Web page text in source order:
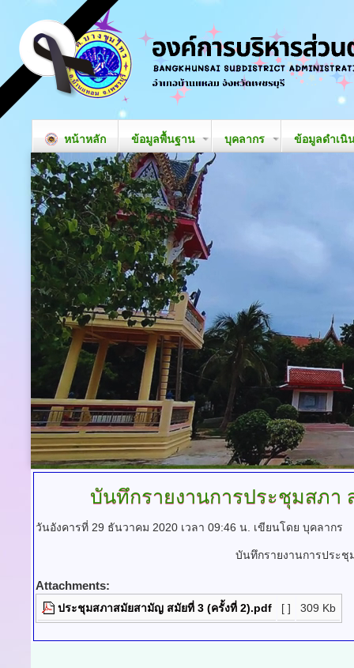
หน้าหลัก ข้อมูลพื้นฐาน บุคลากร ข้อมูลดำเนิ
บันทึกรายงานการประชุมสภา
วันอังคารที่ 29 ธันวาคม 2020 เวลา 09:46 น. เขียนโดย บุคลากร
บันทึกรายงานการประชุ
Attachments:
ประชุมสภาสมัยสามัญ สมัยที่ 3 (ครั้งที่ 2).pdf [ ] 309 Kb